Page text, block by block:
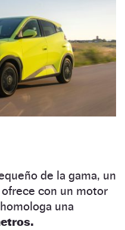
de la gama, un
con un motor
una